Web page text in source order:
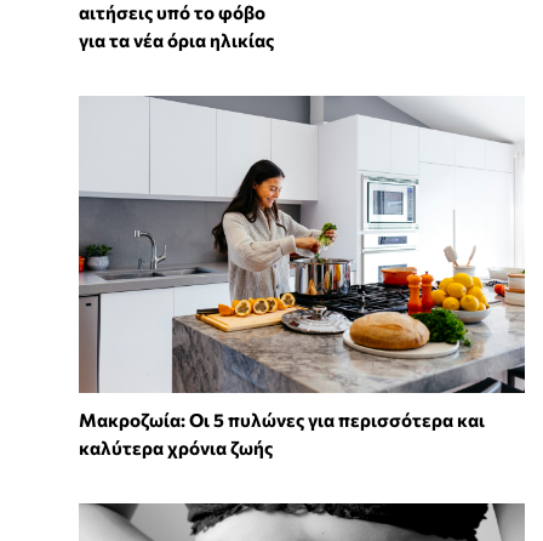
αιτήσεις υπό το φόβο
για τα νέα όρια ηλικίας
Mακροζωία: Οι 5 πυλώνες για περισσότερα και
καλύτερα χρόνια ζωής